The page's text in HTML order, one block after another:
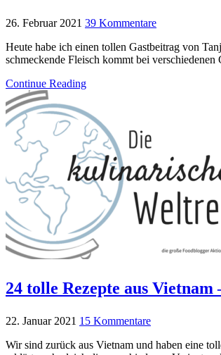
26. Februar 2021 39 Kommentare
Heute habe ich einen tollen Gastbeitrag von
schmeckende Fleisch kommt bei
Continue Reading
24 tolle Rezepte aus
22. Januar 2021 15 Kommentare
Wir sind zurück aus Vietnam und haben eine